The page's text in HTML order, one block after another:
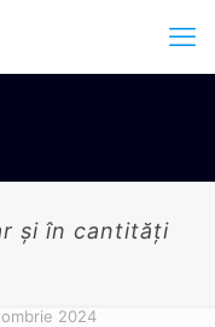
şi în cantităţi
2024